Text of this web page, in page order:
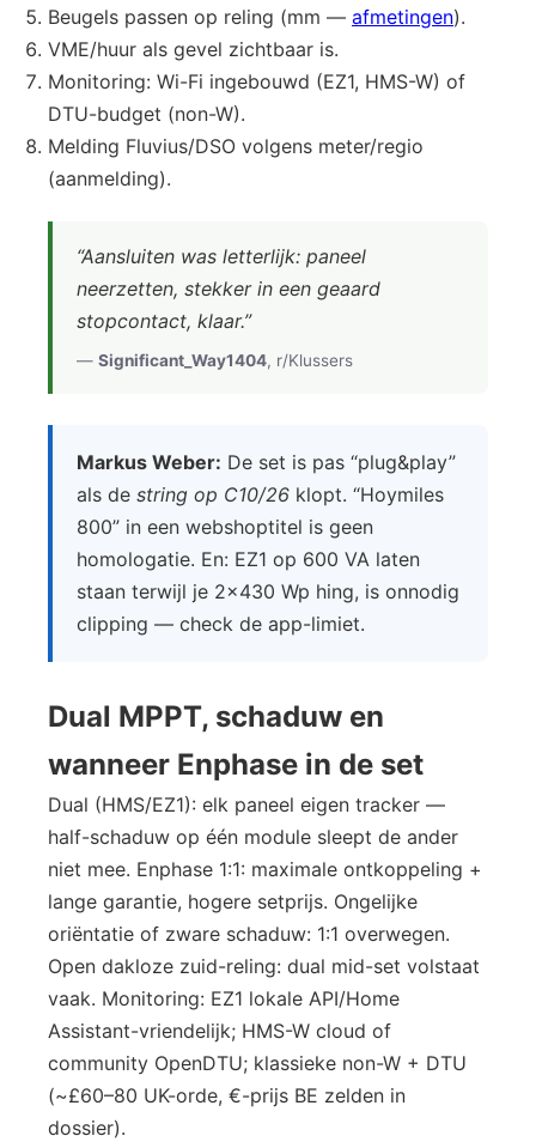
Beugels passen op reling (mm — afmetingen).
VME/huur als gevel zichtbaar is.
Monitoring: Wi-Fi ingebouwd (EZ1, HMS-W) of
DTU-budget (non-W).
Melding Fluvius/DSO volgens meter/regio
(aanmelding).
“Aansluiten was letterlijk: paneel
neerzetten, stekker in een geaard
stopcontact, klaar.”
— Significant_Way1404, r/Klussers
Markus Weber: De set is pas “plug&play”
als de string op C10/26 klopt. “Hoymiles
800” in een webshoptitel is geen
homologatie. En: EZ1 op 600 VA laten
staan terwijl je 2×430 Wp hing, is onnodig
clipping — check de app-limiet.
Dual MPPT, schaduw en
wanneer Enphase in de set
Dual (HMS/EZ1): elk paneel eigen tracker —
half-schaduw op één module sleept de ander
niet mee. Enphase 1:1: maximale ontkoppeling +
lange garantie, hogere setprijs. Ongelijke
oriëntatie of zware schaduw: 1:1 overwegen.
Open dakloze zuid-reling: dual mid-set volstaat
vaak. Monitoring: EZ1 lokale API/Home
Assistant-vriendelijk; HMS-W cloud of
community OpenDTU; klassieke non-W + DTU
(~£60–80 UK-orde, €-prijs BE zelden in
dossier).